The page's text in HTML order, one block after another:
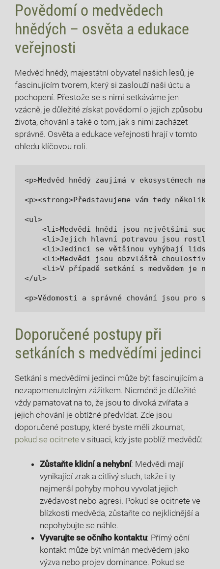
Povědomí o medvědech
hnědých – osvěta a edukace
veřejnosti
Medvěd hnědý, majestátní obyvatel našich lesů, je
fascinujícím tvorem, který si zaslouží naši úctu a
pochopení. Přestože se s nimi setkáváme jen
vzácně, je důležité získat povědomí o jejich způsobu
života, chování a také o tom, jak s nimi zacházet
správně. Osvěta a edukace veřejnosti hrají v tomto
ohledu klíčovou roli.
<p>Medvěd hnědý zaujímá v
<p><strong>Představujeme vám tedy několik
<ul>
<li>Medvědi hnědí jsou největšími
<li>Jejich hlavní potravou jsou
<li>Jedinci se většinou vyhýbají
<li>Medvědi jsou obzvláště choulostiví
<li>V případě setkání s medvědem je
</ul>
<p>Vědomosti a správné chování jsou pro
Doporučené postupy při
setkáních s medvědími jedinci
Setkání s medvědími jedinci může být fascinujícím a
nezapomenutelným zážitkem. Nicméně je důležité
vždy pamatovat na to, že jsou to divoká zvířata a
jejich chování je obtížné předvídat. Zde jsou
doporučené postupy, které byste měli zkoumat,
pokud se ocitnete v situaci, kdy jste poblíž medvědů:
Zůstaňte klidní a nehybní: Medvědi mají
vynikající zrak a citlivý sluch, takže i ty
nejmenší pohyby mohou vyvolat jejich
zvědavost nebo agresi. Pokud se ocitnete ve
blízkosti medvěda, zůstaňte co nejklidnější a
nepohybujte se náhle.
Vyvarujte se očního kontaktu: Přímý oční
kontakt může být vnímán medvědem jako
výzva nebo projev dominance. Pokud se